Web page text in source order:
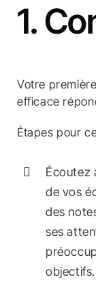
1.
Votre
efficace
Étapes pour
Écoutez
de vos
des
ses
objectifs.